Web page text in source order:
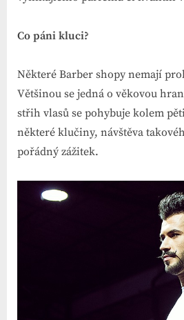
Co páni kluci?
Některé Barber shopy nemají
Většinou se jedná o věkovou
střih vlasů se pohybuje kolem
některé klučiny, návštěva
pořádný zážitek.